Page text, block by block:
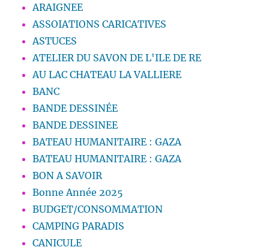
ARAIGNEE
ASSOIATIONS CARICATIVES
ASTUCES
ATELIER DU SAVON DE L'ILE DE RE
AU LAC CHATEAU LA VALLIERE
BANC
BANDE DESSINÉE
BANDE DESSINEE
BATEAU HUMANITAIRE : GAZA
BATEAU HUMANITAIRE : GAZA
BON A SAVOIR
Bonne Année 2025
BUDGET/CONSOMMATION
CAMPING PARADIS
CANICULE